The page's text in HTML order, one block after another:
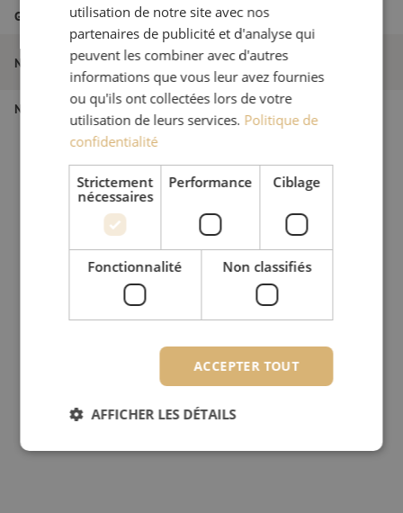
Grade B
Nom de l'article
Jarretière optique simplex SM, SC/PC-
SC/PC, 1.8mm, 23m
Numéro d'article M20000344
utilisation de notre site avec nos
partenaires de publicité et d'analyse qui
peuvent les combiner avec d'autres
informations que vous leur avez fournies
ou qu'ils ont collectées lors de votre
utilisation de leurs services. Politique de
confidentialité
Strictement
nécessaires
Performance Ciblage
Fonctionnalité Non classifiés
ACCEPTER TOUT
AFFICHER LES DÉTAILS